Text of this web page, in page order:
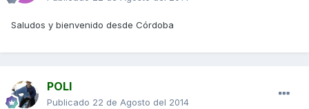
Saludos y bienvenido desde Córdoba
POLI
Publicado 22 de Agosto del 2014